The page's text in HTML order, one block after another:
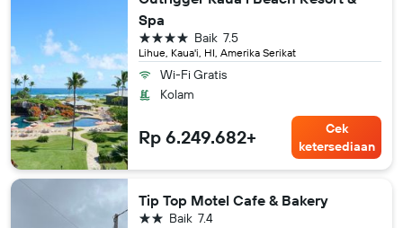
Spa
Lihue, Kaua'i, HI, Amerika Serikat
7.5
Baik
bintang 4
Wi-Fi Gratis
Kolam
Rp 6.249.682+
Cek
ketersediaan
Tip Top Motel Cafe & Bakery
7.4
Baik
bintang 2